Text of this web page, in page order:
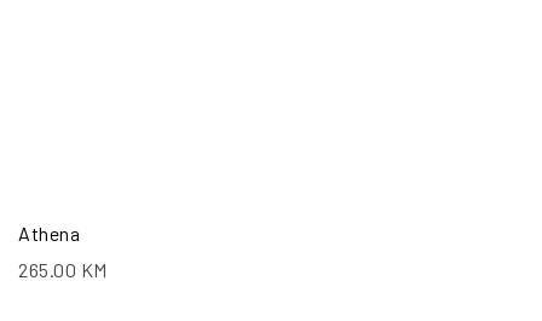
Athena
265.00 KM